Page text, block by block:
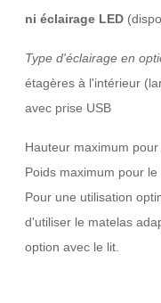
ni éclairage LED
Type d'éclairage en
étagères à l'intérieur
avec prise USB
Hauteur maximum
Poids maximum pour
Pour une utilisation
d'utiliser le matelas
option avec le lit.